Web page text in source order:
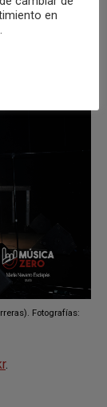
Fotografías:
.
en